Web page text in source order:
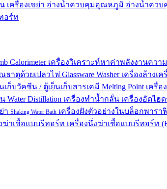
เครื่องเขย่า อ่างน้ำควบคุมอุณหภูมิ อ่างน้ำคว
อร์ท
Calorimeter เครื่องวิเคราะห์หาค่าพลังงานควา
ธาตุด้วยเปลวไฟ Glassware Washer เครื่องล้างเ
เก็บวัคซีน / ตู้เย็นเก็บสารเคมี Melting Point เครื่อ
Water Distillation เครื่องทำน้ำกลั่น เครื่องอัดไฮ
า Shaking Water Bath เครื่องฝังตัวอย่างในบล็อกพารา
ฆ่าเชื้อแบบรีทอร์ท เครื่องนึ่งฆ่าเชื้อแบบรีทอร์ท